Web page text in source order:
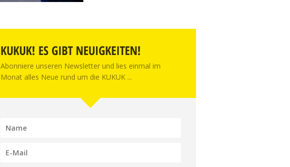
KUKUK! ES GIBT NEUIGKEITEN!
Abonniere unseren Newsletter und lies einmal im
Monat alles Neue rund um die KUKUK ...